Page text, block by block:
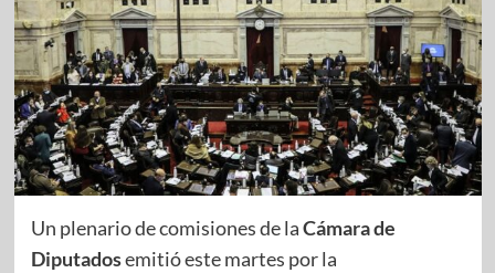
Un plenario de comisiones de laCámara de
Diputadosemitió este martes por la